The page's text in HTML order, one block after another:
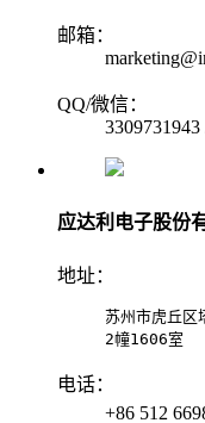
邮箱：
QQ/微信：
应达利电子股份
地址：
苏州市虎丘区
2幢1606室
电话：
+86 512